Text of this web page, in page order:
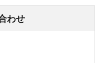
わせ